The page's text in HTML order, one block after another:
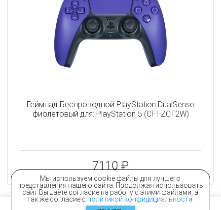
Мы используем cookie файлы для лучшего
представления нашего сайта. Продолжая использовать
сайт Вы даёте согласие на работу с этими файлами, а
так же согласие с политикой конфидициальности
Геймпад Беспроводной PlayStation DualSense
фиолетовый для: PlayStation 5 (CFI-ZCT2W)
7110 ₽